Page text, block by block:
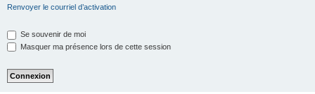
Renvoyer le courriel d’activation
Se souvenir de moi
Masquer ma présence lors de cette session